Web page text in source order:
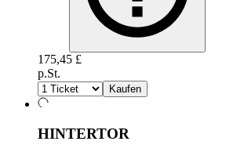
175,45 £
p.St.
Kaufen
HINTERTOR